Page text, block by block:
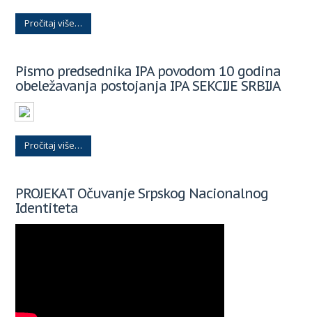
Pročitaj više…
Pismo predsednika IPA povodom 10 godina
obeležavanja postojanja IPA SEKCIJE SRBIJA
Pročitaj više…
PROJEKAT Očuvanje Srpskog Nacionalnog
Identiteta